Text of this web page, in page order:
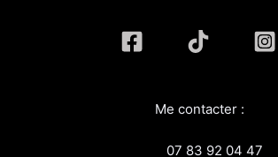
Me contacter :
07 83 92 04 47